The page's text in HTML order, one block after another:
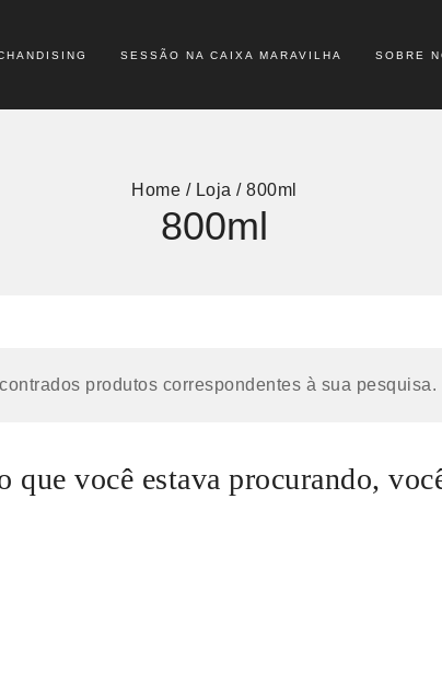
SESSÃO NA CAIXA MARAVILHA SOBRE
Home / Loja / 800ml
800ml
produtos correspondentes à sua pesquisa.
que você estava procurando,